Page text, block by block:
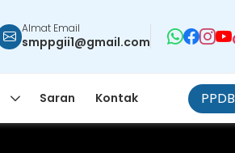
Almat Email
smppgii1@gmail.com
Saran Kontak PPDB